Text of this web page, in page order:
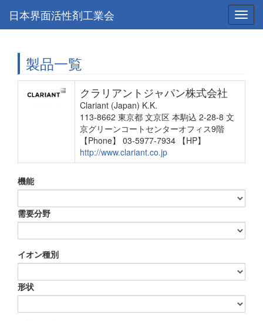
日本界面活性剤工業会
製品一覧
クラリアントジャパン株式会社
Clariant (Japan) K.K.
113-8662 東京都 文京区 本駒込 2-28-8 文
京グリーンコートセンターオフィス9階
【Phone】 03-5977-7934 【HP】
http://www.clariant.co.jp
機能
需要分野
イオン種別
形状